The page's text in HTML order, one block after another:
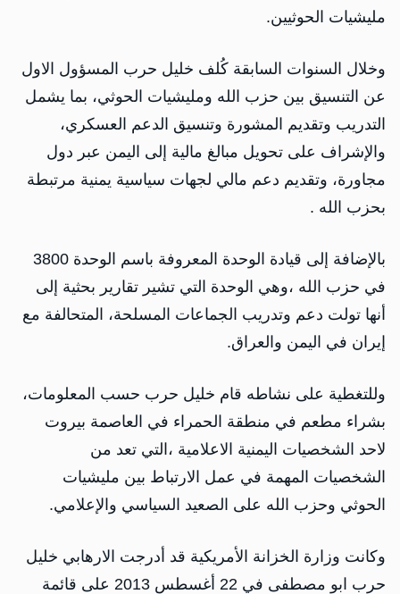
مليشيات الحوثيين.
وخلال السنوات السابقة كُلف خليل حرب المسؤول الاول
عن التنسيق بين حزب الله ومليشيات الحوثي، بما يشمل
التدريب وتقديم المشورة وتنسيق الدعم العسكري،
والإشراف على تحويل مبالغ مالية إلى اليمن عبر دول
مجاورة، وتقديم دعم مالي لجهات سياسية يمنية مرتبطة
بحزب الله .
بالإضافة إلى قيادة الوحدة المعروفة باسم الوحدة 3800
في حزب الله ،وهي الوحدة التي تشير تقارير بحثية إلى
أنها تولت دعم وتدريب الجماعات المسلحة، المتحالفة مع
إيران في اليمن والعراق.
وللتغطية على نشاطه قام خليل حرب حسب المعلومات،
بشراء مطعم في منطقة الحمراء في العاصمة بيروت
لاحد الشخصيات اليمنية الاعلامية ،التي تعد من
الشخصيات المهمة في عمل الارتباط بين مليشيات
الحوثي وحزب الله على الصعيد السياسي والإعلامي.
وكانت وزارة الخزانة الأمريكية قد أدرجت الارهابي خليل
حرب ابو مصطفى في 22 أغسطس 2013 على قائمة